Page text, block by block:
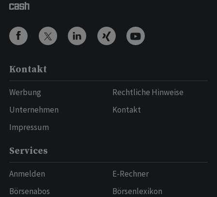
Kontakt
Werbung
Unternehmen
Impressum
Rechtliche Hinweise
Kontakt
Services
Anmelden
Börsenabos
E-Rechner
Börsenlexikon